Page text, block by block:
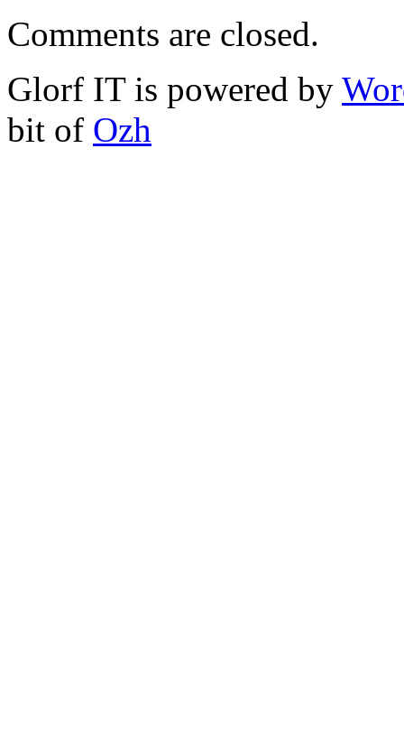
Comments are closed.
Glorf IT is powered by
bit of Ozh